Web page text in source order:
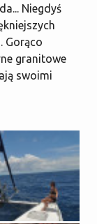
Niegdyś
Gorąco
granitowe
swoimi